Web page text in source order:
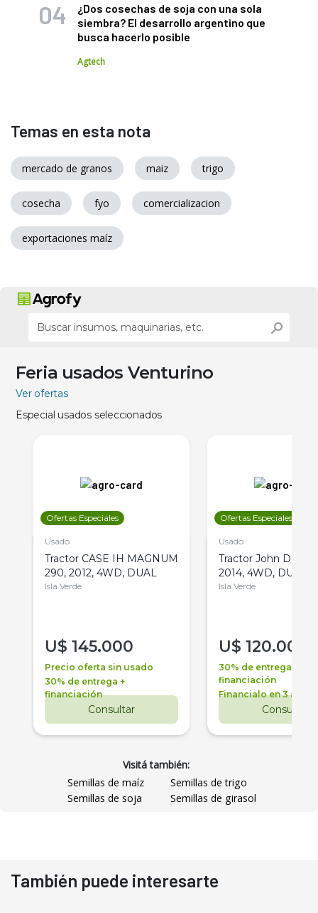
¿Dos cosechas de soja con una sola
siembra? El desarrollo argentino que
busca hacerlo posible
Agtech
Temas en esta nota
mercado de granos maiz trigo
cosecha fyo comercializacion
exportaciones maíz
Feria usados Venturino
Ver ofertas
Especial usados seleccionados
Ofertas Especiales
Usado
Tractor CASE IH MAGNUM
290, 2012, 4WD, DUAL
Isla Verde
U$ 145.000
Precio oferta sin usado
30% de entrega +
financiación
Consultar
Ofertas Especiales
Usado
Tractor John Deere
2014, 4WD, DUAL
Isla Verde
U$ 120.000
30% de entrega +
financiación
Financialo en 3 años
Consultar
Visitá también:
Semillas de maíz
Semillas de trigo
Semillas de soja
Semillas de girasol
También puede interesarte